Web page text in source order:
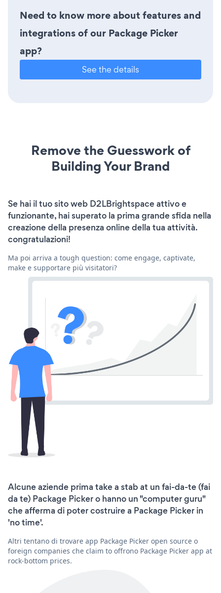
Need to know more about features and
integrations of our Package Picker
app?
See the details
Remove the Guesswork of
Building Your Brand
Se hai il tuo sito web D2LBrightspace attivo e
funzionante, hai superato la prima grande sfida nella
creazione della presenza online della tua attività.
congratulazioni!
Ma poi arriva a tough question: come engage, captivate,
make e supportare più visitatori?
Alcune aziende prima take a stab at un fai-da-te (fai
da te) Package Picker o hanno un "computer guru"
che afferma di poter costruire a Package Picker in
'no time'.
Altri tentano di trovare app Package Picker open source o
foreign companies che claim to offrono Package Picker app at
rock-bottom prices.